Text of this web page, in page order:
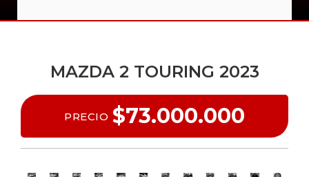
MAZDA 2 TOURING 2023
PRECIO $73.000.000